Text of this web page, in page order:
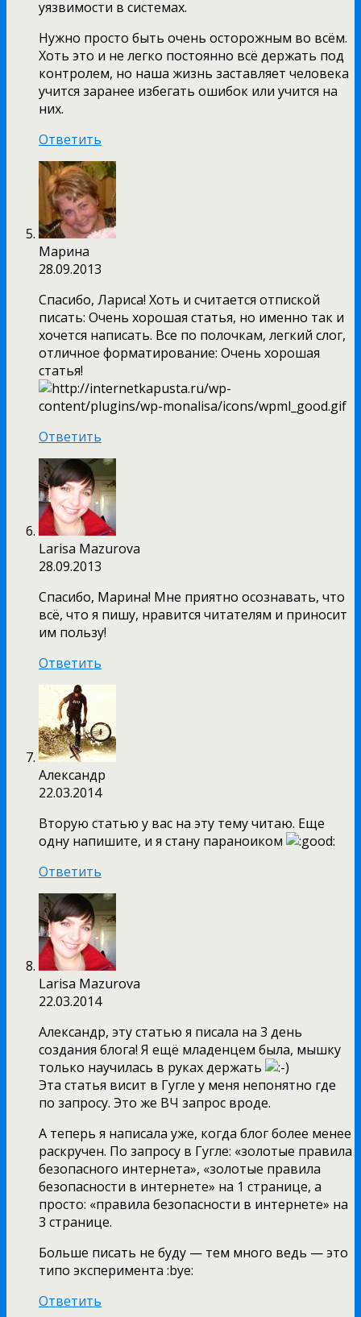
уязвимости в системах.
Нужно просто быть очень осторожным во всём.
Хоть это и не легко постоянно всё держать под
контролем, но наша жизнь заставляет человека
учится заранее избегать ошибок или учится на
них.
Ответить
Марина
28.09.2013
Спасибо, Лариса! Хоть и считается отпиской
писать: Очень хорошая статья, но именно так и
хочется написать. Все по полочкам, легкий слог,
отличное форматирование: Очень хорошая
статья!
Ответить
Larisa Mazurova
28.09.2013
Спасибо, Марина! Мне приятно осознавать, что
всё, что я пишу, нравится читателям и приносит
им пользу!
Ответить
Александр
22.03.2014
Вторую статью у вас на эту тему читаю. Еще
одну напишите, и я стану параноиком
Ответить
Larisa Mazurova
22.03.2014
Александр, эту статью я писала на 3 день
создания блога! Я ещё младенцем была, мышку
только научилась в руках держать
Эта статья висит в Гугле у меня непонятно где
по запросу. Это же ВЧ запрос вроде.
А теперь я написала уже, когда блог более менее
раскручен. По запросу в Гугле: «золотые правила
безопасного интернета», «золотые правила
безопасности в интернете» на 1 странице, а
просто: «правила безопасности в интернете» на
3 странице.
Больше писать не буду — тем много ведь — это
типо эксперимента :bye:
Ответить